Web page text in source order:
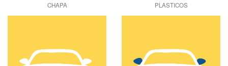
CHAPA PLASTICOS